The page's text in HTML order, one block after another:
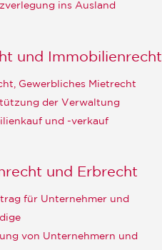
ins Ausland
und Immobilienrecht
Gewerbliches Mietrecht
der Verwaltung
und -verkauf
und Erbrecht
für Unternehmer und
von Unternehmern und